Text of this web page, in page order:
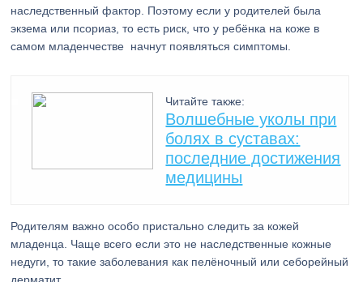
наследственный фактор. Поэтому если у родителей была
экзема или псориаз, то есть риск, что у ребёнка на коже в
самом младенчестве начнут появляться симптомы.
Читайте также:
Волшебные уколы при
болях в суставах:
последние достижения
медицины
Родителям важно особо пристально следить за кожей
младенца. Чаще всего если это не наследственные кожные
недуги, то такие заболевания как пелёночный или себорейный